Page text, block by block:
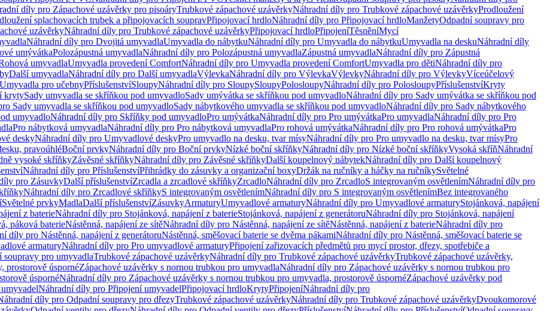
díly pro Zápachové uzávěrky pro pisoáryTrubkové zápachové uzávěrkyNáhradní díly pro Trubkové zápachové uzávěrkyProdloužení
splachovacích trubek a připojovacích soupravPřipojovací hrdloNáhradní díly pro Připojovací hrdloManžetyOdpadní soupravy pro
uzávěrkyNáhradní díly pro Trubkové zápachové uzávěrkyPřipojovací hrdloPřipojeníTěsněníMycí
Náhradní díly pro Dvojitá umyvadlaUmyvadla do nábytkuNáhradní díly pro Umyvadla do nábytkuUmyvadla na deskuNáhradní díly
umývátkaPolozápustná umyvadlaNáhradní díly pro Polozápustná umyvadlaZápustná umyvadlaNáhradní díly pro Zápustná
umyvadlaUmyvadla provedení ComfortNáhradní díly pro Umyvadla provedení ComfortUmyvadla pro dětiNáhradní díly pro
Další umyvadlaNáhradní díly pro Další umyvadlaVýlevkaNáhradní díly pro VýlevkaVýlevkyNáhradní díly pro VýlevkyVíceúčelový
Umyvadla pro učebnyPříslušenstvíSloupyNáhradní díly pro SloupySloupyPolosloupyNáhradní díly pro PolosloupyPříslušenstvíKryty
krytySady umyvadla se skříňkou pod umyvadloSady umývátka se skříňkou pod umyvadloNáhradní díly pro Sady umývátka se skříňkou pod
Sady umyvadla se skříňkou pod umyvadloSady nábytkového umyvadla se skříňkou pod umyvadloNáhradní díly pro Sady nábytkového
umyvadloNáhradní díly pro Skříňky pod umyvadloPro umývátkaNáhradní díly pro Pro umývátkaPro umyvadlaNáhradní díly pro Pro
Pro nábytková umyvadlaNáhradní díly pro Pro nábytková umyvadlaPro rohová umývátkaNáhradní díly pro Pro rohová umývátkaPro
deskyNáhradní díly pro Umyvadlové deskyPro umyvadlo na desku, tvar mísyNáhradní díly pro Pro umyvadlo na desku, tvar mísyPro
pravoúhléBoční prvkyNáhradní díly pro Boční prvkyNízké boční skříňkyNáhradní díly pro Nízké boční skříňkyVysoká skříňNáhradní
vysoké skříňkyZávěsné skříňkyNáhradní díly pro Závěsné skříňkyDalší koupelnový nábytekNáhradní díly pro Další koupelnový
Náhradní díly pro PříslušenstvíPřihrádky do zásuvky a organizační boxyDržák na ručníky a háčky na ručníkySvětelné
pro ZásuvkyDalší příslušenstvíZrcadla a zrcadlové skříňkyZrcadloNáhradní díly pro ZrcadloS integrovaným osvětlenímNáhradní díly pro
Náhradní díly pro Zrcadlové skříňkyS integrovaným osvětlenímNáhradní díly pro S integrovaným osvětlenímBez integrovaného
Světelné prvkyMadlaDalší příslušenstvíZásuvkyArmaturyUmyvadlové armaturyNáhradní díly pro Umyvadlové armaturyStojánková, napájení
z baterieNáhradní díly pro Stojánková, napájení z baterieStojánková, napájení z generátoruNáhradní díly pro Stojánková, napájení
páková baterieNástěnná, napájení ze sítěNáhradní díly pro Nástěnná, napájení ze sítěNástěnná, napájení z baterieNáhradní díly pro
díly pro Nástěnná, napájení z generátoruNástěnná, směšovací baterie se dvěma pákamiNáhradní díly pro Nástěnná, směšovací baterie se
armaturyNáhradní díly pro Pro umyvadlové armaturyPřipojení zařizovacích předmětů pro mycí prostor, dřezy, spotřebiče a
pro umyvadlaTrubkové zápachové uzávěrkyNáhradní díly pro Trubkové zápachové uzávěrkyTrubkové zápachové uzávěrky,
prostorově úspornéZápachové uzávěrky s nornou trubkou pro umyvadlaNáhradní díly pro Zápachové uzávěrky s nornou trubkou pro
úspornéNáhradní díly pro Zápachové uzávěrky s nornou trubkou pro umyvadla, prostorově úspornéZápachové uzávěrky pod
Náhradní díly pro Připojení umyvadelPřipojovací hrdloKrytyPřipojeníNáhradní díly pro
díly pro Odpadní soupravy pro dřezyTrubkové zápachové uzávěrkyNáhradní díly pro Trubkové zápachové uzávěrkyDvoukomorové